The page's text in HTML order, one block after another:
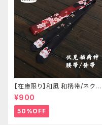
【在庫限り】和風 和柄帯/ネクタ
イ/リボン（狐面/金魚
¥900
50%OFF